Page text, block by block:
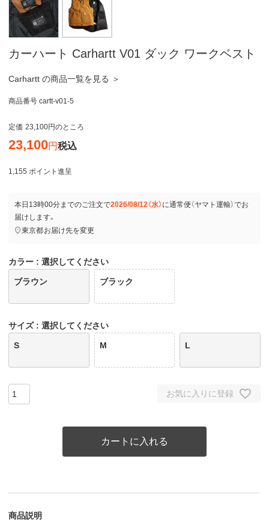
カーハート Carhartt V01 ダック ワークベスト
Carhartt の商品一覧を見る ＞
商品番号 cartt-v01-5
定価 23,100 のところ
23,100 税込
1,155 ポイント進呈
本日 13時00分までのご注文で2026/08/12（水） に通常便（ヤマト運輸）でお
届けします。
東京都お届け先を変更
カラー 選択してください
ブラウン ブラック
サイズ 選択してください
S M L
お気に入りに登録
カートに入れる
商品説明